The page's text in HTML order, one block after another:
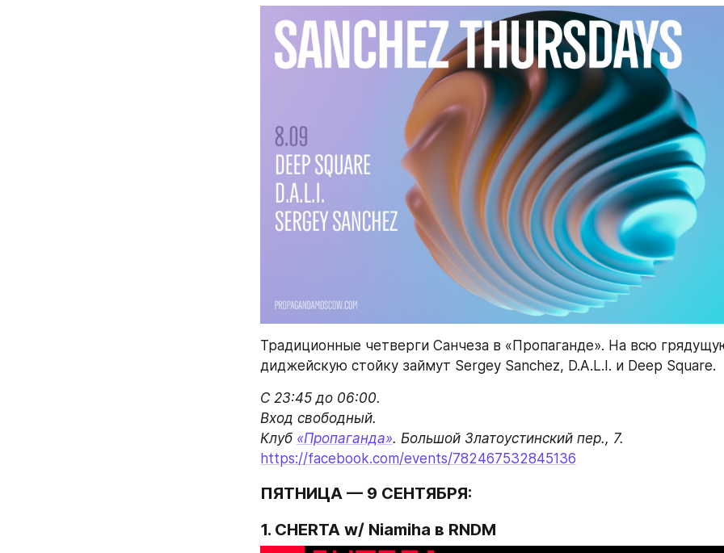
Традиционные четверги Санчеза в «Пропаганде». На всю
диджейскую стойку займут Sergey Sanchez, D.A.L.I. и Deep Square.
С 23:45 до 06:00.
Вход свободный.
Клуб «Пропаганда»
https://facebook.com/events/782467532845136
ПЯТНИЦА — 9 СЕНТЯБРЯ:
1. CHERTA w/ Niamiha в RNDM